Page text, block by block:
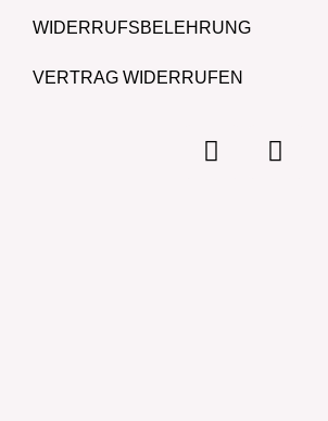
WIDERRUFSBELEHRUNG
VERTRAG WIDERRUFEN